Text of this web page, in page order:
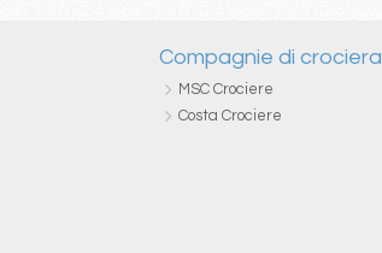
Compagnie di crociera
MSC Crociere
Costa Crociere